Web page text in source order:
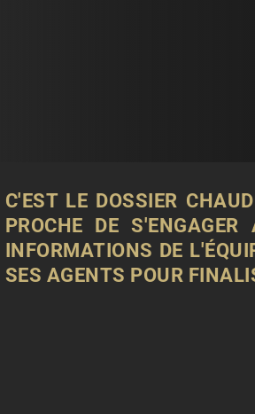
C'EST LE DOSSIER
PROCHE DE
INFORMATIONS DE
SES AGENTS POUR